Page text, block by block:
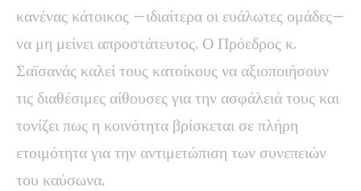
κανένας κάτοικος –ιδιαίτερα οι ευάλωτες ομάδες–
να μη μείνει απροστάτευτος. Ο Πρόεδρος κ.
Σαϊσανάς καλεί τους κατοίκους να αξιοποιήσουν
τις διαθέσιμες αίθουσες για την ασφάλειά τους και
τονίζει πως η κοινότητα βρίσκεται σε πλήρη
ετοιμότητα για την αντιμετώπιση των συνεπειών
του καύσωνα.